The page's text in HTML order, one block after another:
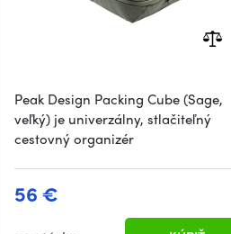
Peak Design Packing Cube (Sage,
veľký) je univerzálny, stlačiteľný
cestovný organizér
56 €